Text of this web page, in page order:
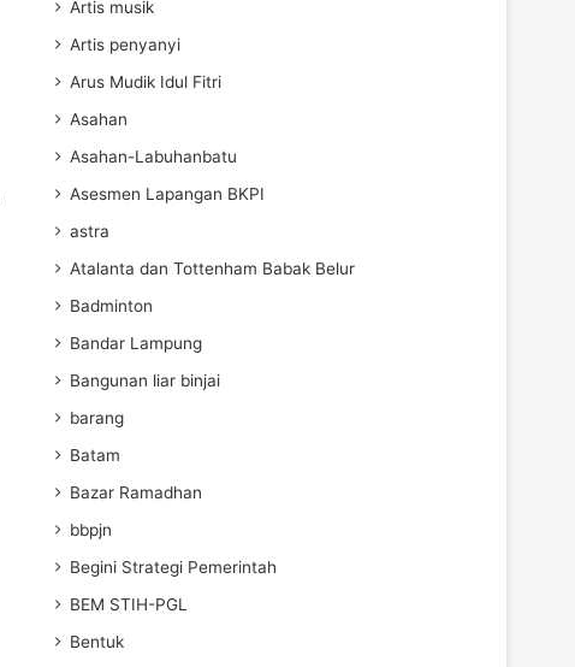
Artis musik
Artis penyanyi
Arus Mudik Idul Fitri
Asahan
Asahan-Labuhanbatu
Asesmen Lapangan BKPI
astra
Atalanta dan Tottenham Babak Belur
Badminton
Bandar Lampung
Bangunan liar binjai
barang
Batam
Bazar Ramadhan
bbpjn
Begini Strategi Pemerintah
BEM STIH-PGL
Bentuk